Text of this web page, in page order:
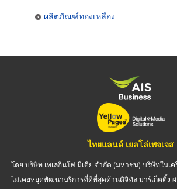
ผลิตภัณฑ์ทองเหลือง
ไทยแลนด์ เยลโล่เพจเจส
โดย บริษัท เทเลอินโฟ มีเดีย จำกัด (มหาชน) บริษัทในเค
ไม่เคยหยุดพัฒนาบริการที่ดีที่สุดด้านดิจิทัล มาร์เก็ตติ้ง